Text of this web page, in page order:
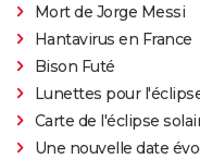
Mort de Jorge Messi
Hantavirus en France
Bison Futé
Lunettes pour
Carte de l'éclipse
Une nouvelle date